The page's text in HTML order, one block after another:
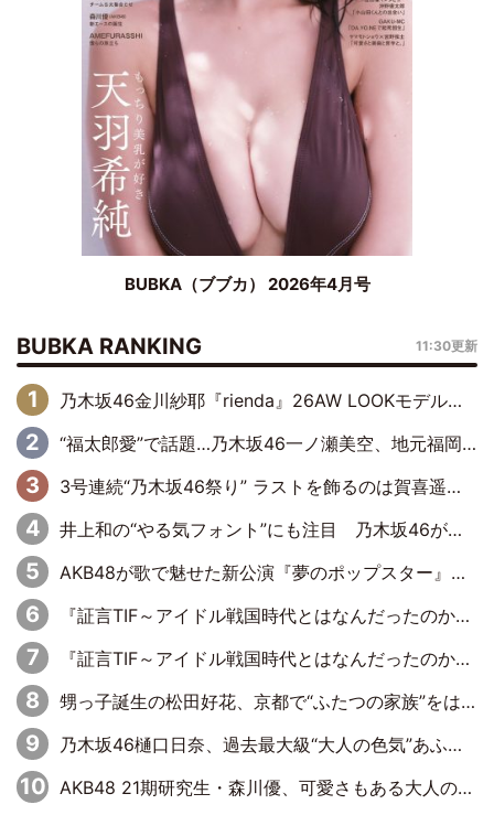
BUBKA（ブブカ） 2026年4月号
BUBKA RANKING 11:30更新
乃木坂46金川紗耶『rienda』26AW LOOKモデルに就任
“福太郎愛”で話題…乃木坂46一ノ瀬美空、地元福岡『めんべい25周年トップサポーター』に就任
3号連続“乃木坂46祭り” ラストを飾るのは賀喜遥香…5年ぶりの登場に「5年分大人になった私を見ていただけたら」
井上和の“やる気フォント”にも注目 乃木坂46が挑んだ書道パフォーマンスの舞台裏
AKB48が歌で魅せた新公演『夢のポップスター』 初日から全身全霊のステージ
『証言TIF～アイドル戦国時代とはなんだったのか～』第6回：でんぱ組.inc・古川未鈴×相沢梨紗「『ハロプロやりたかったな』って言ったら、夢眠ねむさんに『てめえはでんぱ組．incなんだよ！』って肩パンされて(笑)」
『証言TIF～アイドル戦国時代とはなんだったのか～』第11回：私立恵比寿中学・真山りか×安本彩花「TIFで10年ぶりのキョンシーメイクをしたら、場を完全に引かせてしまって。時代が変わったんだなって」
甥っ子誕生の松田好花、京都で“ふたつの家族”をはしご！ “母”黒谷友香に見送られ、“父”松岡昌宏とはハシゴ酒
乃木坂46樋口日奈、過去最大級“大人の色気”あふれる入浴姿披露
AKB48 21期研究生・森川優、可愛さもある大人の女性に